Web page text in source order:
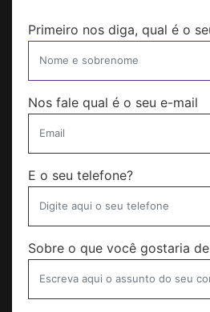
Primeiro nos diga, qual é o
Nos fale qual é o seu e-mail
E o seu telefone?
Sobre o que você gostaria